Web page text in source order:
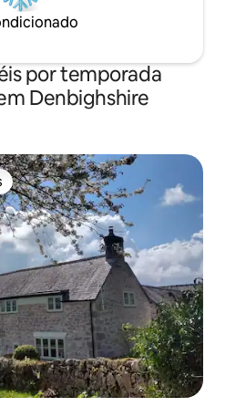
por temporada
Denbighshire
dos hóspedes